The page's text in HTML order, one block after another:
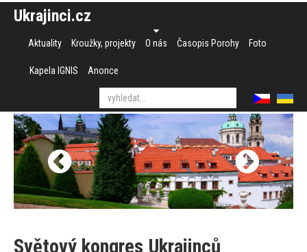
Ukrajinci.cz
Aktuality Kroužky, projekty O nás Časopis Porohy Foto
Kapela IGNIS Anonce
Světový kongres Ukrajinců